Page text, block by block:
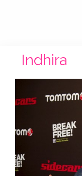
Indhira